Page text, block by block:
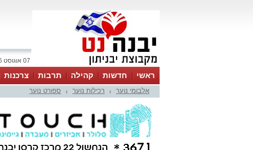
07 אוגוסט 2026 / 02:37
ראשי חדשות קהילה תרבות צרכנות
אלבומי נוער רכילות נוער ספורט נוער